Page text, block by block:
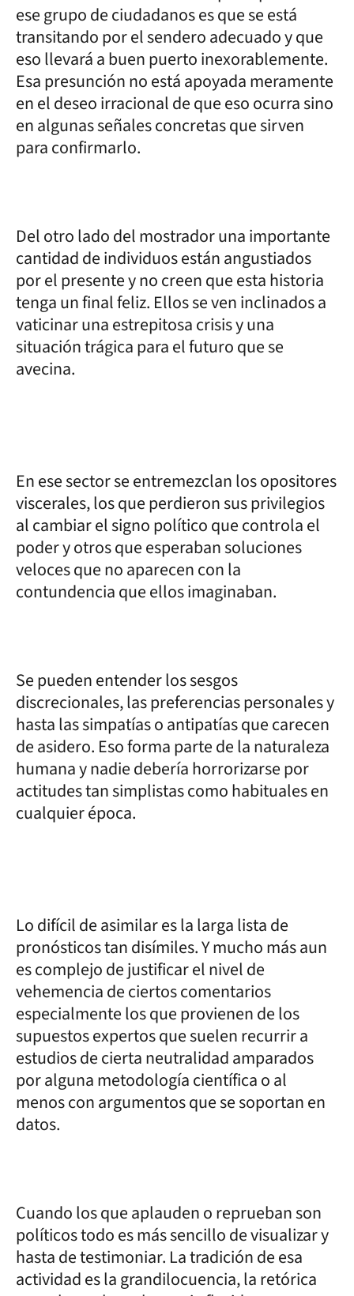
ese grupo de ciudadanos es que se está
transitando por el sendero adecuado y que
eso llevará a buen puerto inexorablemente.
Esa presunción no está apoyada meramente
en el deseo irracional de que eso ocurra sino
en algunas señales concretas que sirven
para confirmarlo.
Del otro lado del mostrador una importante
cantidad de individuos están angustiados
por el presente y no creen que esta historia
tenga un final feliz. Ellos se ven inclinados a
vaticinar una estrepitosa crisis y una
situación trágica para el futuro que se
avecina.
En ese sector se entremezclan los opositores
viscerales, los que perdieron sus privilegios
al cambiar el signo político que controla el
poder y otros que esperaban soluciones
veloces que no aparecen con la
contundencia que ellos imaginaban.
Se pueden entender los sesgos
discrecionales, las preferencias personales y
hasta las simpatías o antipatías que carecen
de asidero. Eso forma parte de la naturaleza
humana y nadie debería horrorizarse por
actitudes tan simplistas como habituales en
cualquier época.
Lo difícil de asimilar es la larga lista de
pronósticos tan disímiles. Y mucho más aun
es complejo de justificar el nivel de
vehemencia de ciertos comentarios
especialmente los que provienen de los
supuestos expertos que suelen recurrir a
estudios de cierta neutralidad amparados
por alguna metodología científica o al
menos con argumentos que se soportan en
datos.
Cuando los que aplauden o reprueban son
políticos todo es más sencillo de visualizar y
hasta de testimoniar. La tradición de esa
actividad es la grandilocuencia, la retórica